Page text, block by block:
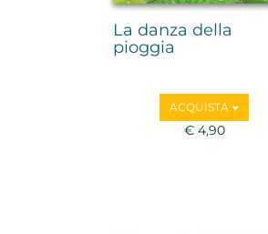
La danza della
pioggia
ACQUISTA
€ 4,90